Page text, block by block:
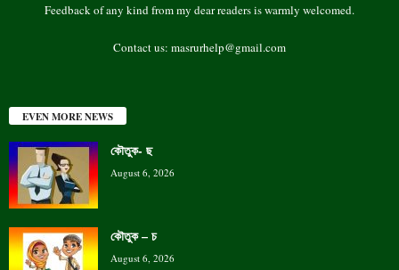
Feedback of any kind from my dear readers is warmly welcomed.
Contact us: masrurhelp@gmail.com
EVEN MORE NEWS
কৌতুক- ছ
August 6, 2026
কৌতুক – চ
August 6, 2026